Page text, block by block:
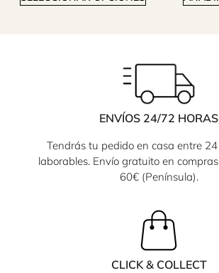
ENVÍOS 24/72 HORAS
Tendrás tu pedido en casa entre
laborables. Envío gratuito en
60€ (Península).
CLICK & COLLECT